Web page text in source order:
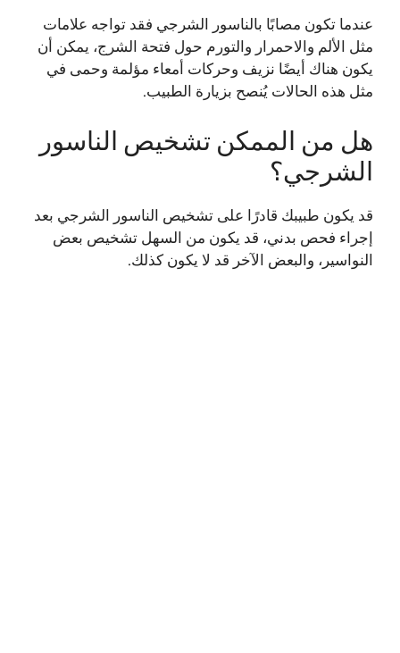
عندما تكون مصابًا بالناسور الشرجي فقد تواجه علامات
مثل الألم والاحمرار والتورم حول فتحة الشرج، يمكن أن
يكون هناك أيضًا نزيف وحركات أمعاء مؤلمة وحمى في
مثل هذه الحالات يُنصح بزيارة الطبيب.
هل من الممكن تشخيص الناسور
الشرجي؟
قد يكون طبيبك قادرًا على تشخيص الناسور الشرجي بعد
إجراء فحص بدني، قد يكون من السهل تشخيص بعض
النواسير، والبعض الآخر قد لا يكون كذلك.